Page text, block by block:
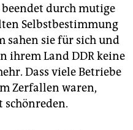
durch mutige
Selbstbestimmung
sahen sie für sich und
ihrem Land DDR keine
Dass viele Betriebe
Zerfallen waren,